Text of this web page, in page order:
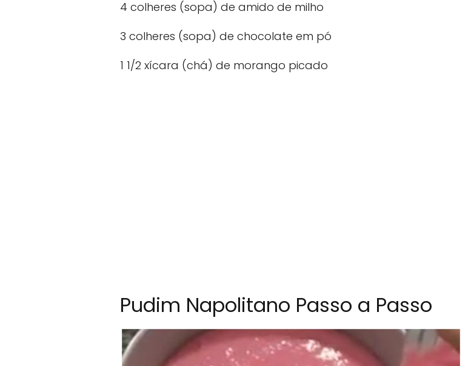
4 colheres (sopa) de amido de milho
3 colheres (sopa) de chocolate em pó
1 1/2 xícara (chá) de morango picado
Pudim Napolitano Passo a Passo